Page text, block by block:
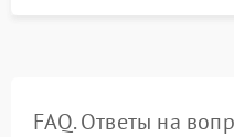
FAQ. Ответы на